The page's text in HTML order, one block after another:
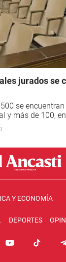
jurados se
se
y más de 100,
Y ECONOMÍA
DEPORTES